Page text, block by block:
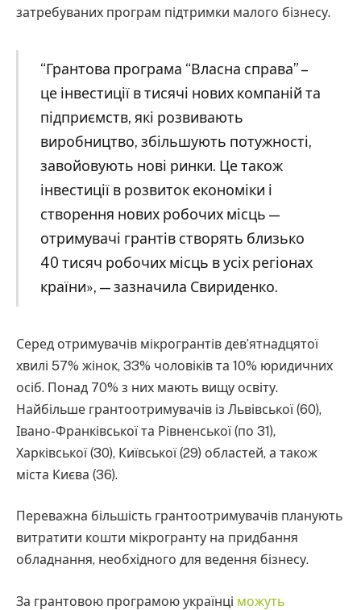
затребуваних програм підтримки малого бізнесу.
“Грантова програма “Власна справа” –
це інвестиції в тисячі нових компаній та
підприємств, які розвивають
виробництво, збільшують потужності,
завойовують нові ринки. Це також
інвестиції в розвиток економіки і
створення нових робочих місць —
отримувачі грантів створять близько
40 тисяч робочих місць в усіх регіонах
країни», — зазначила Свириденко.
Серед отримувачів мікрогрантів дев’ятнадцятої
хвилі 57% жінок, 33% чоловіків та 10% юридичних
осіб. Понад 70% з них мають вищу освіту.
Найбільше грантоотримувачів із Львівської (60),
Івано-Франківської та Рівненської (по 31),
Харківської (30), Київської (29) областей, а також
міста Києва (36).
Переважна більшість грантоотримувачів планують
витратити кошти мікрогранту на придбання
обладнання, необхідного для ведення бізнесу.
За грантовою програмою українці можуть